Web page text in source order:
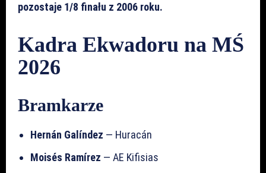
pozostaje 1/8 finału z 2006 roku.
Kadra Ekwadoru na MŚ
2026
Bramkarze
Hernán Galíndez — Huracán
Moisés Ramírez — AE Kifisias